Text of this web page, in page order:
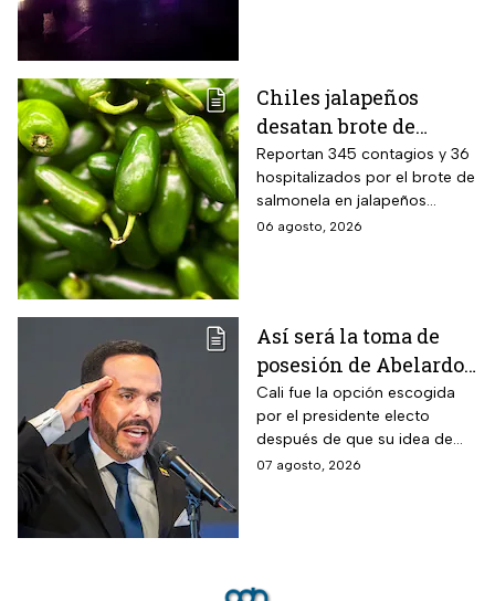
Chiles jalapeños
desatan brote de
salmonella en 27
estados de EUA
Reportan 345 contagios y 36
hospitalizados por el brote de
salmonela en jalapeños
exportados desde México
06 agosto, 2026
Así será la toma de
posesión de Abelardo
De La Espriella en
Cali, Colombia: fecha,
hora y dónde ver
Cali fue la opción escogida
por el presidente electo
después de que su idea de
hacerlo en una guarnición
07 agosto, 2026